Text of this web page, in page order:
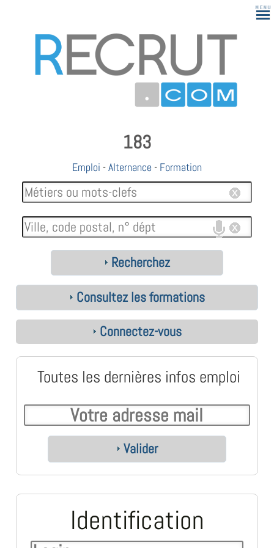
183
Emploi -Alternance - Formation
Recherchez
Consultez les formations
Connectez-vous
Toutes les dernières infos emploi
Valider
Identification